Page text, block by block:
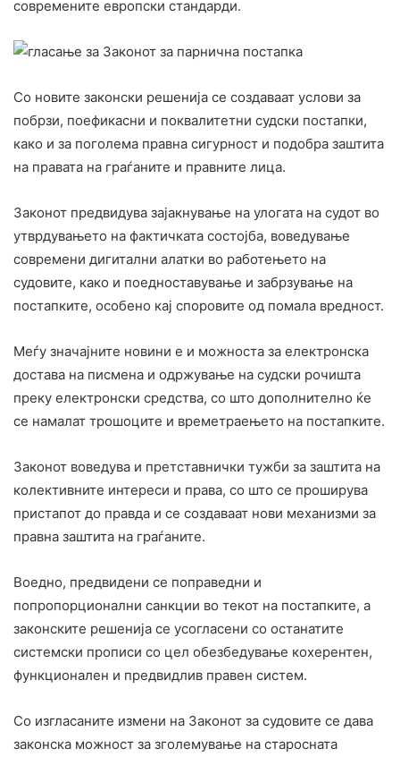
современите европски стандарди.
Со новите законски решенија се создаваат услови за
побрзи, поефикасни и поквалитетни судски постапки,
како и за поголема правна сигурност и подобра заштита
на правата на граѓаните и правните лица.
Законот предвидува зајакнување на улогата на судот во
утврдувањето на фактичката состојба, воведување
современи дигитални алатки во работењето на
судовите, како и поедноставување и забрзување на
постапките, особено кај споровите од помала вредност.
Меѓу значајните новини е и можноста за електронска
достава на писмена и одржување на судски рочишта
преку електронски средства, со што дополнително ќе
се намалат трошоците и времетраењето на постапките.
Законот воведува и претставнички тужби за заштита на
колективните интереси и права, со што се проширува
пристапот до правда и се создаваат нови механизми за
правна заштита на граѓаните.
Воедно, предвидени се поправедни и
попропорционални санкции во текот на постапките, а
законските решенија се усогласени со останатите
системски прописи со цел обезбедување кохерентен,
функционален и предвидлив правен систем.
Со изгласаните измени на Законот за судовите се дава
законска можност за зголемување на старосната